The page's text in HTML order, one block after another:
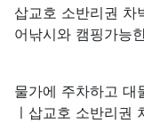
삽교호 소반리권 차
어낚시와 캠핑가능
물가에 주차하고 대
ㅣ삽교호 소반리권